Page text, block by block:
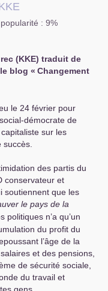
popularité : 9%
(KKE) traduit de
blog « Changement
le 24 février pour
démocrate de
sur les
des partis du
conservateur et
soutiennent que les
le pays de la
politiques n’a qu’un
du profit du
l’âge de la
et des pensions,
de sécurité sociale,
du travail et